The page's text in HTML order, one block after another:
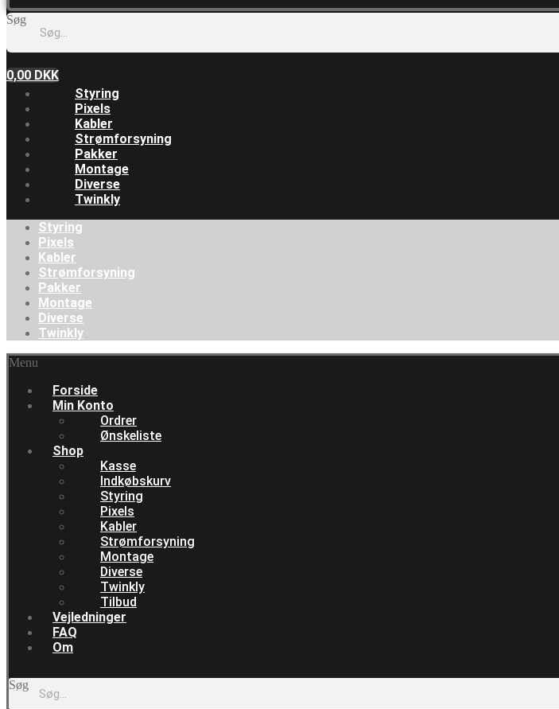
Søg
0,00 DKK
Styring
Pixels
Kabler
Strømforsyning
Pakker
Montage
Diverse
Twinkly
Styring
Pixels
Kabler
Strømforsyning
Pakker
Montage
Diverse
Twinkly
Menu
Forside
Min Konto
Ordrer
Ønskeliste
Shop
Kasse
Indkøbskurv
Styring
Pixels
Kabler
Strømforsyning
Montage
Diverse
Twinkly
Tilbud
Vejledninger
FAQ
Om
Søg